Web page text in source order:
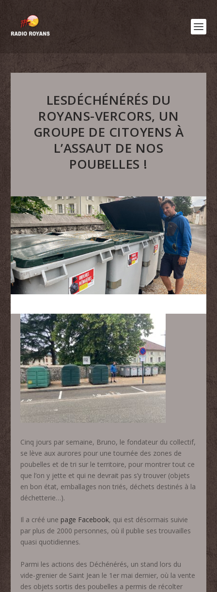
LESDÉCHÉNÉRÉS DU
ROYANS-VERCORS, UN
GROUPE DE CITOYENS À
L’ASSAUT DE NOS
POUBELLES !
Cinq jours par semaine, Bruno, le fondateur du collectif,
se lève aux aurores pour une tournée des zones de
poubelles et de tri sur le territoire, pour montrer tout ce
que l’on y jette et qui ne devrait pas s’y trouver (objets
en bon état, emballages non triés, déchets destinés à la
déchetterie…).
Il a créé une page Facebook, qui est désormais suivie
par plus de 2000 personnes, où il publie ses trouvailles
quasi quotidiennes.
Parmi les actions des Déchénérés, un stand lors du
vide-grenier de Saint Jean le 1er mai dernier, où la vente
des objets sortis des poubelles a permis de récolter